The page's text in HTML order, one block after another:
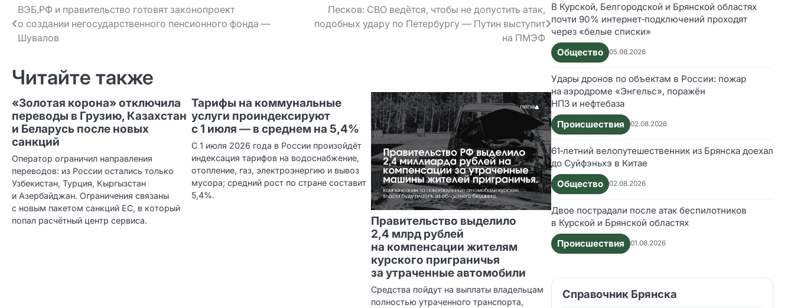
Навигация
по записям
ВЭБ.РФ и правительство готовят законопроект
о создании негосударственного пенсионного фонда —
Шувалов
Песков: СВО ведётся, чтобы не допустить атак,
подобных удару по Петербургу — Путин выступит
на ПМЭФ
Читайте также
«Золотая корона» отключила
переводы в Грузию, Казахстан
и Беларусь после новых
санкций
Оператор ограничил направления
переводов: из России остались только
Узбекистан, Турция, Кыргызстан
и Азербайджан. Ограничения связаны
с новым пакетом санкций ЕС, в который
попал расчётный центр сервиса.
Тарифы на коммунальные
услуги проиндексируют
с 1 июля — в среднем на 5,4%
С 1 июля 2026 года в России произойдёт
индексация тарифов на водоснабжение,
отопление, газ, электроэнергию и вывоз
мусора; средний рост по стране составит
5,4%.
Правительство выделило
2,4 млрд рублей
на компенсации жителям
курского приграничья
за утраченные автомобили
Средства пойдут на выплаты владельцам
полностью утраченного транспорта,
В Курской, Белгородской и Брянской областях
почти 90% интернет‑подключений проходят
через «белые списки»
Общество
05.08.2026
Удары дронов по объектам в России: пожар
на аэродроме «Энгельс», поражён
НПЗ и нефтебаза
Происшествия
02.08.2026
61‑летний велопутешественник из Брянска доехал
до Суйфэньхэ в Китае
Общество
02.08.2026
Двое пострадали после атак беспилотников
в Курской и Брянской областях
Происшествия
01.08.2026
Справочник Брянска